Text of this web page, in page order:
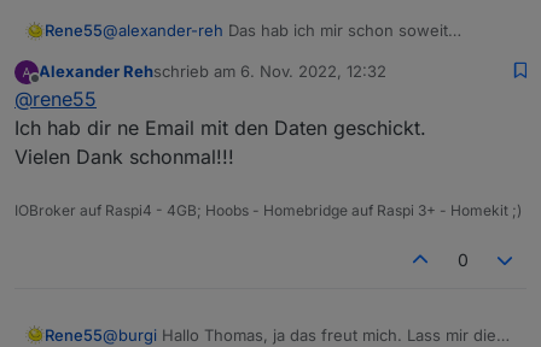
Rene55@alexander-reh Das hab ich mir schon soweit
Balkonkraftwerke". Aber der Adapter ist schon um
Daten anraschy@gmx.de. Ich schau dann mal.
Offline
Alexander Rehschrieb am 6. Nov. 2022, 12:32
zuletzt editiert von
@rene55
Ich hab dir ne Email mit den Daten geschickt.
Vielen Dank schonmal!!!
IOBroker auf Raspi4 - 4GB; Hoobs - Homebridge auf Raspi 3+ - Homekit ;)
0
Rene55@burgi Hallo Thomas, ja das freut mich. Lass mir die